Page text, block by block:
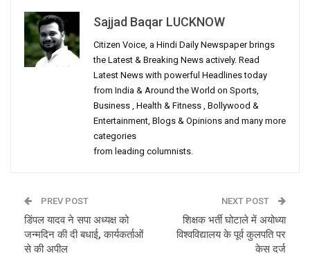
Sajjad Baqar LUCKNOW
Citizen Voice, a Hindi Daily Newspaper brings
the Latest & Breaking News actively. Read
Latest News with powerful Headlines today
from India & Around the World on Sports,
Business , Health & Fitness , Bollywood &
Entertainment, Blogs & Opinions and many more
categories
from leading columnists.
PREV POST
डिंपल यादव ने सपा अध्यक्ष को
जन्मदिन की दी बधाई, कार्यकर्ताओं
से की अपील
NEXT POST
शिक्षक भर्ती घोटाले में अयोध्या
विश्वविद्यालय के पूर्व कुलपति पर
केस दर्ज